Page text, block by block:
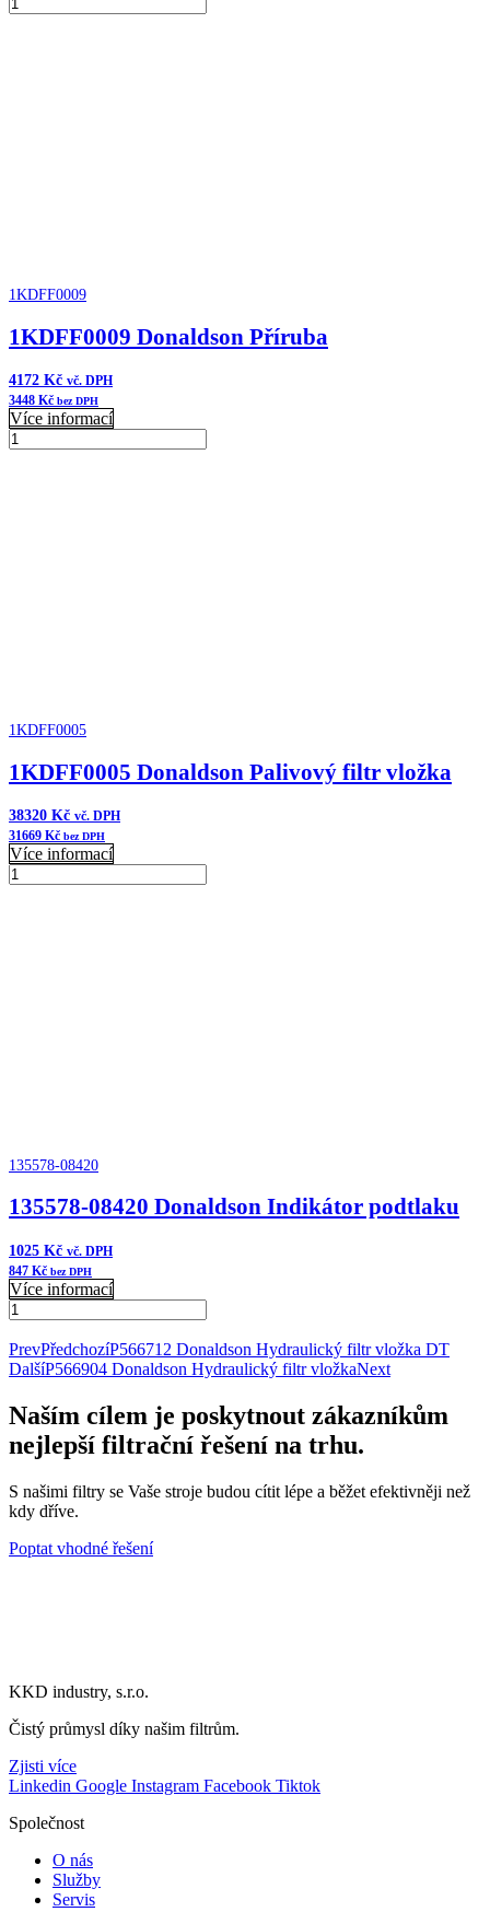
1KDFF0009
1KDFF0009 Donaldson Příruba
4172 Kč vč. DPH
3448 Kč bez DPH
Více informací
1KDFF0009
1KDFF0005
1KDFF0005 Donaldson Palivový filtr vložka
38320 Kč vč. DPH
31669 Kč bez DPH
Více informací
1KDFF0005
135578-08420
135578-08420 Donaldson Indikátor podtlaku
1025 Kč vč. DPH
847 Kč bez DPH
Více informací
135578-
Donaldson
Indikátor
množství
PrevPředchozíP566712 Donaldson Hydraulický filtr vložka DT
DalšíP566904 Donaldson Hydraulický filtr vložkaNext
Naším cílem je poskytnout zákazníkům
nejlepší filtrační řešení na trhu.
S našimi filtry se Vaše stroje budou cítit lépe a běžet efektivněji než
kdy dříve.
Poptat vhodné řešení
KKD industry, s.r.o.
Čistý průmysl díky našim filtrům.
Zjisti více
Linkedin Google Instagram Facebook Tiktok
Společnost
O nás
Služby
Servis